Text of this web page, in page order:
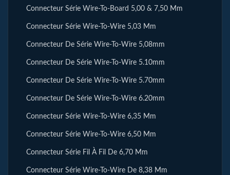
Connecteur Série Wire-To-Board 5,00 & 7,50 Mm
Connecteur Série Wire-To-Wire 5,03 Mm
Connecteur De Série Wire-To-Wire 5,08mm
Connecteur De Série Wire-To-Wire 5.10mm
Connecteur De Série Wire-To-Wire 5.70mm
Connecteur De Série Wire-To-Wire 6.20mm
Connecteur Série Wire-To-Wire 6,35 Mm
Connecteur Série Wire-To-Wire 6,50 Mm
Connecteur Série Fil À Fil De 6,70 Mm
Connecteur Série Wire-To-Wire De 8,38 Mm